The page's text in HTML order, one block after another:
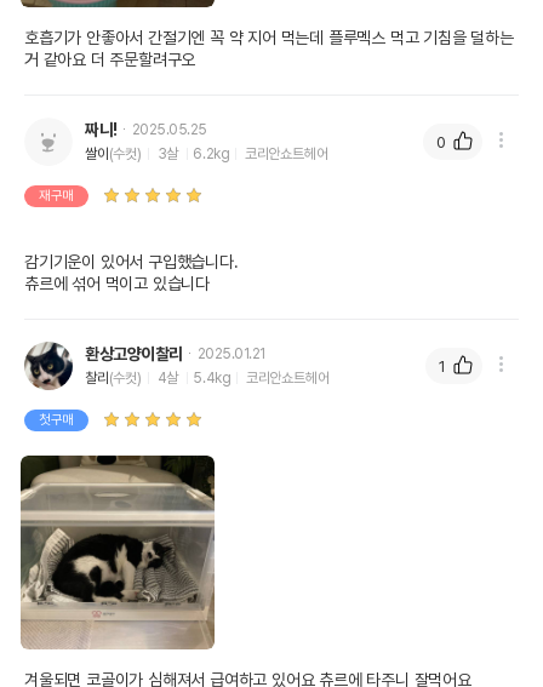
상품 필수 정보
품명 및 모델명
법에 의한 인증,허가 등을
호흡기가 안좋아서 간절기엔 꼭 약 지어 먹는데 플루멕스 먹고 기침을 덜하는
거 같아요 더 주문할려구오
짜니!
2025.05.25
쌀이 (수컷) 3살 6.2kg 코리안쇼트헤어
재구매
감기기운이 있어서 구입했습니다.
츄르에 섞어 먹이고 있습니다
0
환상고양이찰리
2025.01.21
찰리 (수컷) 4살 5.4kg 코리안쇼트헤어
첫구매
겨울되면 코골이가 심해져서 급여하고 있어요 츄르에 타주니 잘먹어요
1